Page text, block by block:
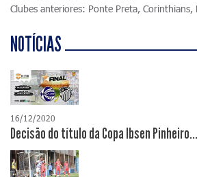
Clubes anteriores: Ponte Preta, Corinthians,
NOTÍCIAS
16/12/2020
Decisão do título da Copa Ibsen Pinheiro...